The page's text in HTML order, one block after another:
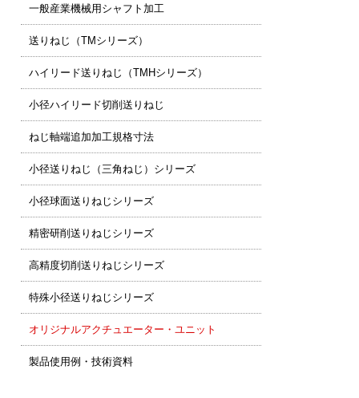
一般産業機械用シャフト加工
送りねじ（TMシリーズ）
ハイリード送りねじ（TMHシリーズ）
小径ハイリード切削送りねじ
ねじ軸端追加加工規格寸法
小径送りねじ（三角ねじ）シリーズ
小径球面送りねじシリーズ
精密研削送りねじシリーズ
高精度切削送りねじシリーズ
特殊小径送りねじシリーズ
オリジナルアクチュエーター・ユニット
製品使用例・技術資料